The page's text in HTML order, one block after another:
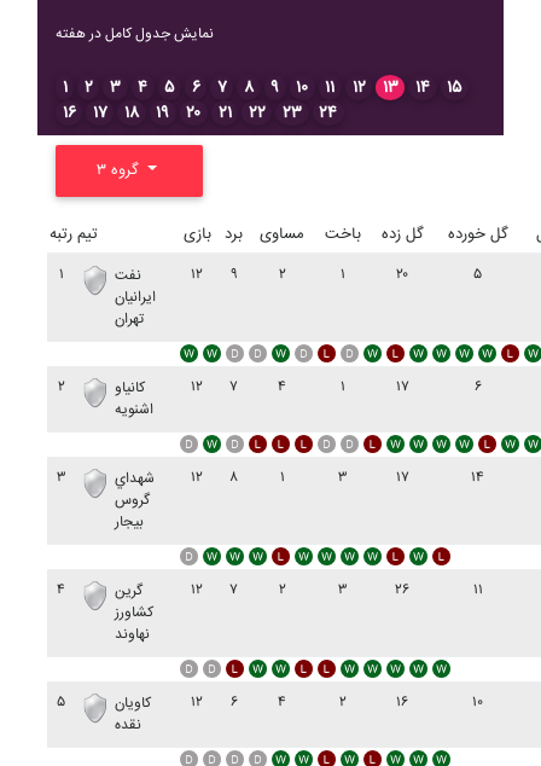
نمایش جدول کامل در هفته
۱ ۲ ۳ ۴ ۵ ۶ ۷ ۸ ۹ ۱۰ ۱۱ ۱۲ ۱۳ ۱۴
۱۵
۱۶
۱۷ ۱۸ ۱۹ ۲۰ ۲۱ ۲۲ ۲۳ ۲۴
رتبه تیم بازی برد مساوی باخت گل زده گل خورده
۱
نفت
ايرانيان
تهران
۱۲ ۹ ۲ ۱ ۲۰ ۵
۲
کانياو
اشنويه
۱۲ ۷ ۴ ۱ ۱۷ ۶
۳
شهداي
گروس
بيجار
۱۲ ۸ ۱ ۳ ۱۷ ۱۴
۴
گرين
کشاورز
نهاوند
۱۲ ۷ ۲ ۳ ۲۶ ۱۱
۵
کاويان
نقده
۱۲ ۶ ۴ ۲ ۱۶ ۱۰